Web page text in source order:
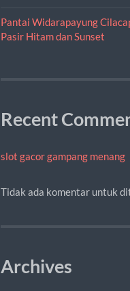
Pantai Widarapayung
Pasir Hitam dan Sunset
Recent
slot gacor gampang menang
Tidak ada komentar untuk
Archives